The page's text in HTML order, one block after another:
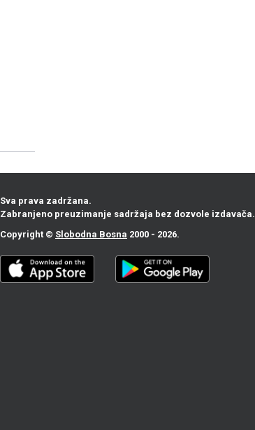
Sva prava zadržana.
Zabranjeno preuzimanje sadržaja bez dozvole izdavača.
Copyright © Slobodna Bosna 2000 - 2026.